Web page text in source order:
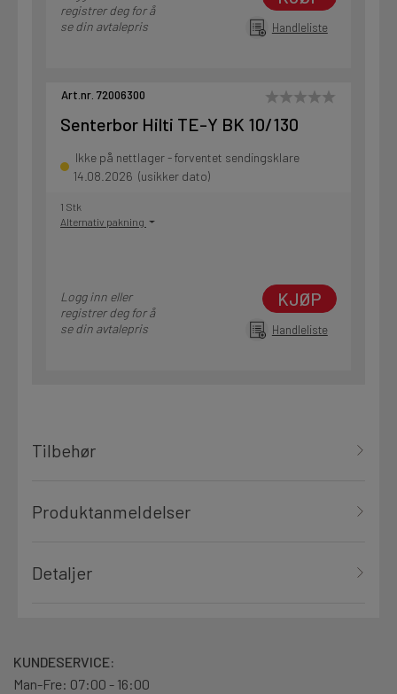
registrer deg for å
se din avtalepris
Handleliste
Art.nr. 72006300
Senterbor Hilti TE-Y BK 10/130
Ikke på nettlager - forventet sendingsklare
14.08.2026 (usikker dato)
1 Stk
Alternativ pakning
Logg inn eller
registrer deg for å
se din avtalepris
KJØP
Handleliste
Tilbehør
Produktanmeldelser
Detaljer
KUNDESERVICE:
Man-Fre: 07:00 - 16:00